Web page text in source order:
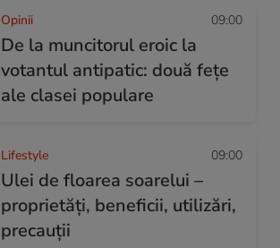
Opinii 09:00
De la muncitorul eroic la
votantul antipatic: două fețe
ale clasei populare
Lifestyle 09:00
Ulei de floarea soarelui –
proprietăţi, beneficii, utilizări,
precauţii